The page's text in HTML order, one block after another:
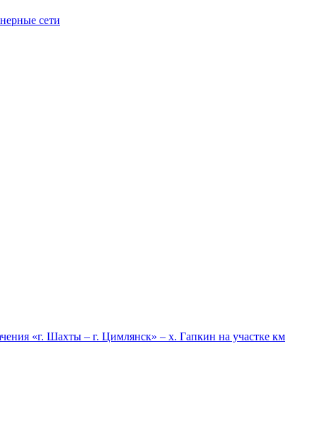
сети
«г. Шахты – г. Цимлянск» – х. Гапкин на участке км